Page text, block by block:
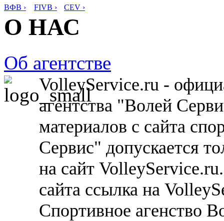
ВФВ › FIVB › CEV ›
О НАС
Об агентстве
VolleyService.ru -
агентства "Волей
материалов с сайта
Сервис" допускается
на сайт
сайта ссылка на
Спортивное агенство